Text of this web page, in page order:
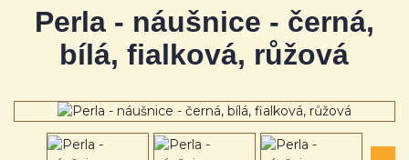
Perla - náušnice - černá,
bílá, fialková, růžová